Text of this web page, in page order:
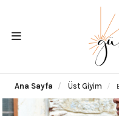
Ana Sayfa Üst Giyim